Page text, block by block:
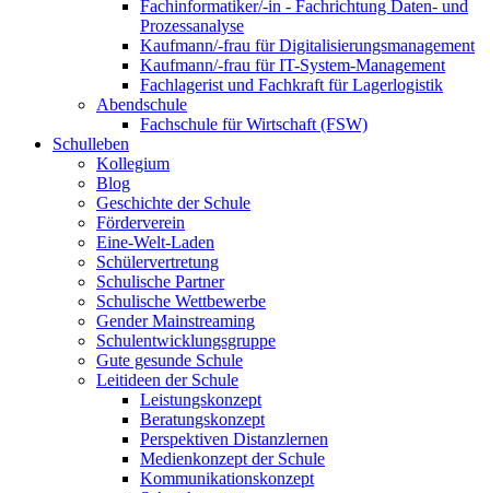
Fachinformatiker/-in - Fachrichtung Daten- und
Prozessanalyse
Kaufmann/-frau für Digitalisierungsmanagement
Kaufmann/-frau für IT-System-Management
Fachlagerist und Fachkraft für Lagerlogistik
Abendschule
Fachschule für Wirtschaft (FSW)
Schulleben
Kollegium
Blog
Geschichte der Schule
Förderverein
Eine-Welt-Laden
Schülervertretung
Schulische Partner
Schulische Wettbewerbe
Gender Mainstreaming
Schulentwicklungsgruppe
Gute gesunde Schule
Leitideen der Schule
Leistungskonzept
Beratungskonzept
Perspektiven Distanzlernen
Medienkonzept der Schule
Kommunikationskonzept